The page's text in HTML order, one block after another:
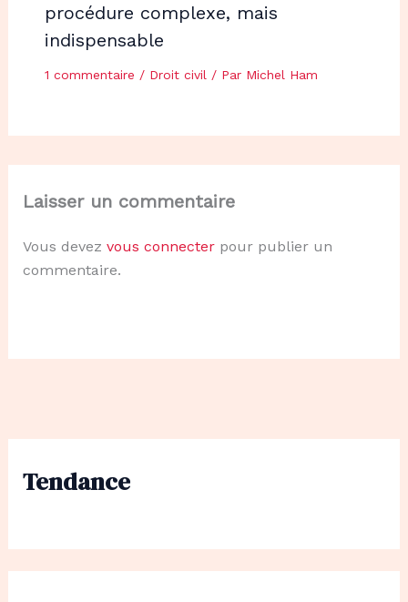
Tendance
procédure complexe, mais
indispensable
1 commentaire / Droit civil / Par Michel Ham
Laisser un commentaire
Vous devez vous connecterpour publier un
commentaire.